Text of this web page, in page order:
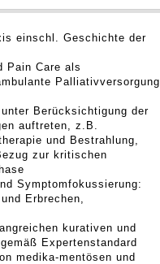
einschl. Geschichte der
Pain Care als
Palliativversorgung
Berücksichtigung der
auftreten, z.B.
und Bestrahlung,
zur kritischen
Symptomfokussierung:
Erbrechen,
kurativen und
Expertenstandard
medika-mentösen und